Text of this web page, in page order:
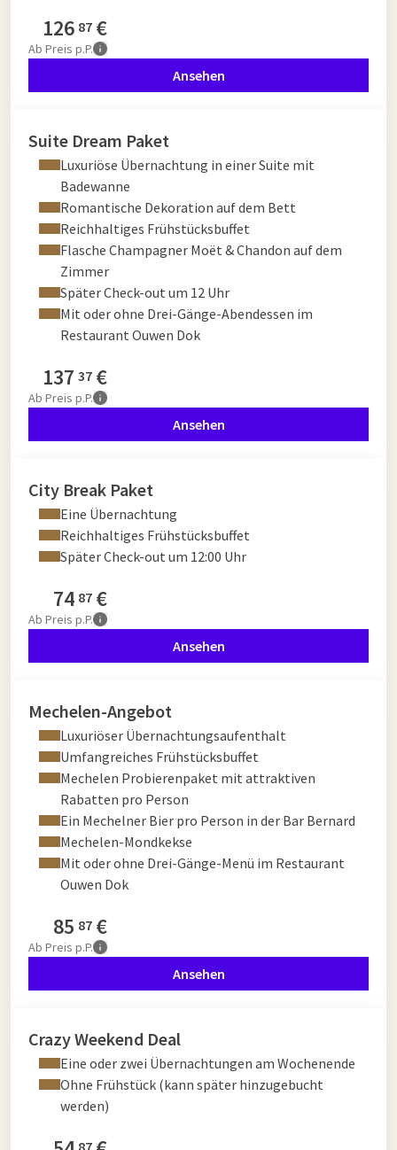
126 87 €
Ab Preis p.P.
Ansehen
Suite Dream Paket
Luxuriöse Übernachtung in einer Suite mit
Badewanne
Romantische Dekoration auf dem Bett
Reichhaltiges Frühstücksbuffet
Flasche Champagner Moët & Chandon auf dem
Zimmer
Später Check-out um 12 Uhr
Mit oder ohne Drei-Gänge-Abendessen im
Restaurant Ouwen Dok
137 37 €
Ab Preis p.P.
Ansehen
City Break Paket
Eine Übernachtung
Reichhaltiges Frühstücksbuffet
Später Check-out um 12:00 Uhr
74 87 €
Ab Preis p.P.
Ansehen
Mechelen-Angebot
Luxuriöser Übernachtungsaufenthalt
Umfangreiches Frühstücksbuffet
Mechelen Probierenpaket mit attraktiven
Rabatten pro Person
Ein Mechelner Bier pro Person in der Bar Bernard
Mechelen-Mondkekse
Mit oder ohne Drei-Gänge-Menü im Restaurant
Ouwen Dok
85 87 €
Ab Preis p.P.
Ansehen
Crazy Weekend Deal
Eine oder zwei Übernachtungen am Wochenende
Ohne Frühstück (kann später hinzugebucht
werden)
87